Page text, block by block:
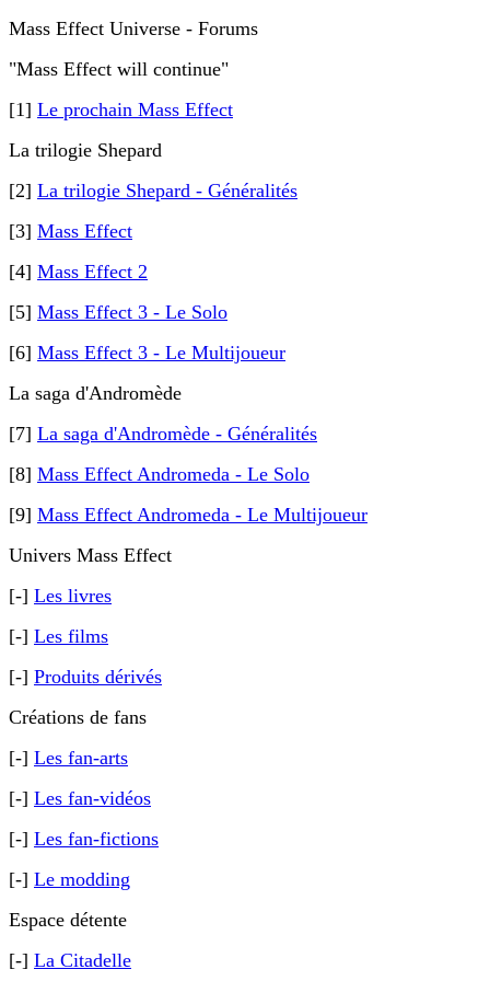
Mass Effect Universe - Forums
"Mass Effect will continue"
[1] Le prochain Mass Effect
La trilogie Shepard
[2] La trilogie Shepard - Généralités
[3] Mass Effect
[4] Mass Effect 2
[5] Mass Effect 3 - Le Solo
[6] Mass Effect 3 - Le Multijoueur
La saga d'Andromède
[7] La saga d'Andromède - Généralités
[8] Mass Effect Andromeda - Le Solo
[9] Mass Effect Andromeda - Le Multijoueur
Univers Mass Effect
[-] Les livres
[-] Les films
[-] Produits dérivés
Créations de fans
[-] Les fan-arts
[-] Les fan-vidéos
[-] Les fan-fictions
[-] Le modding
Espace détente
[-] La Citadelle